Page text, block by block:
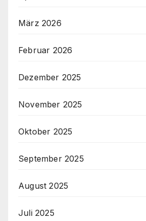
März 2026
Februar 2026
Dezember 2025
November 2025
Oktober 2025
September 2025
August 2025
Juli 2025